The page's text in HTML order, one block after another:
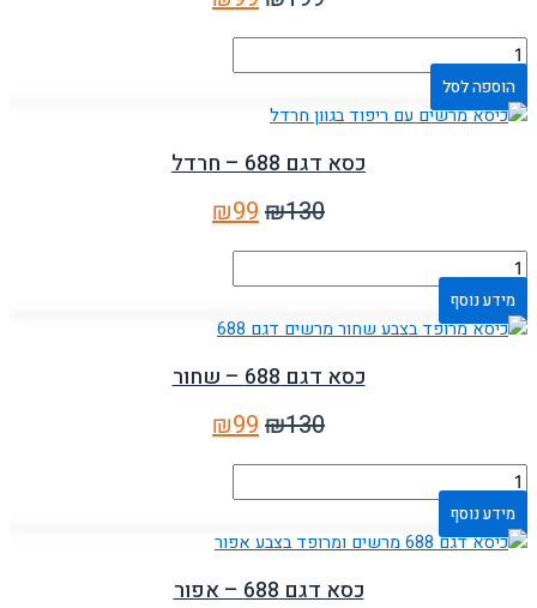
הוספה לסל
כסא דגם 688 – חרדל
₪130
₪99
מידע נוסף
כסא דגם 688 – שחור
₪130
₪99
מידע נוסף
כסא דגם 688 – אפור